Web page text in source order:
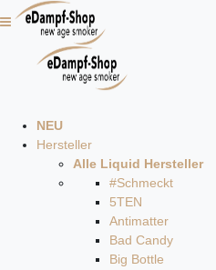
NEU
Hersteller
Alle Liquid Hersteller
#Schmeckt
5TEN
Antimatter
Bad Candy
Big Bottle